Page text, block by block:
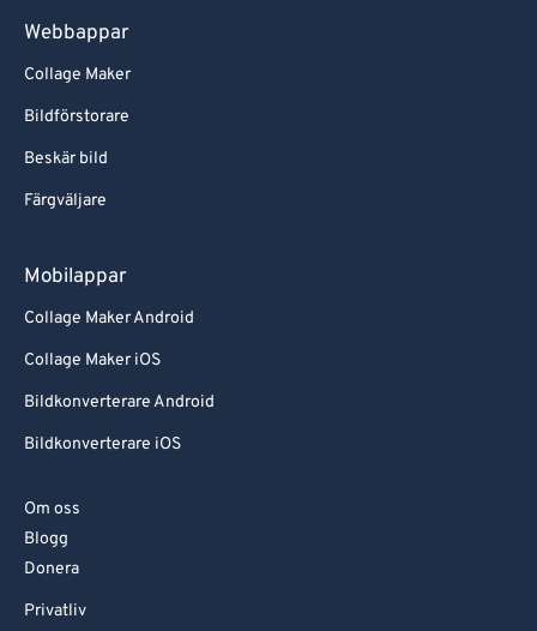
Webbappar
Collage Maker
Bildförstorare
Beskär bild
Färgväljare
Mobilappar
Collage Maker Android
Collage Maker iOS
Bildkonverterare Android
Bildkonverterare iOS
Om oss
Blogg
Donera
Privatliv